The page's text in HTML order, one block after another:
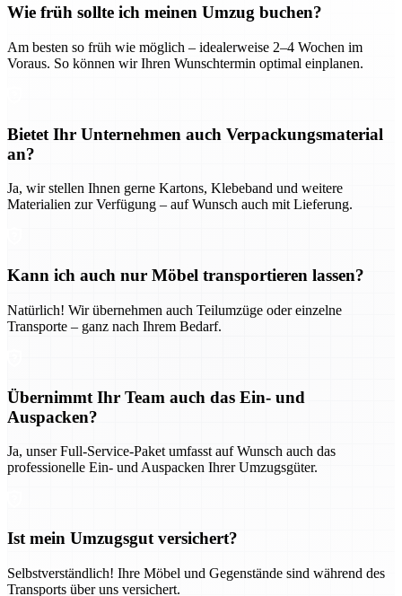
Wie früh sollte ich meinen Umzug buchen?
Am besten so früh wie möglich – idealerweise 2–4 Wochen im
Voraus. So können wir Ihren Wunschtermin optimal einplanen.
Bietet Ihr Unternehmen auch Verpackungsmaterial
an?
Ja, wir stellen Ihnen gerne Kartons, Klebeband und weitere
Materialien zur Verfügung – auf Wunsch auch mit Lieferung.
Kann ich auch nur Möbel transportieren lassen?
Natürlich! Wir übernehmen auch Teilumzüge oder einzelne
Transporte – ganz nach Ihrem Bedarf.
Übernimmt Ihr Team auch das Ein- und
Auspacken?
Ja, unser Full-Service-Paket umfasst auf Wunsch auch das
professionelle Ein- und Auspacken Ihrer Umzugsgüter.
Ist mein Umzugsgut versichert?
Selbstverständlich! Ihre Möbel und Gegenstände sind während des
Transports über uns versichert.